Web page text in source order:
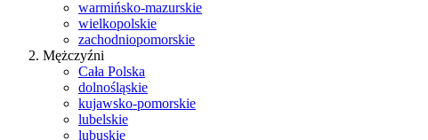
warmińsko-mazurskie
wielkopolskie
zachodniopomorskie
Mężczyźni
Cała Polska
dolnośląskie
kujawsko-pomorskie
lubelskie
lubuskie